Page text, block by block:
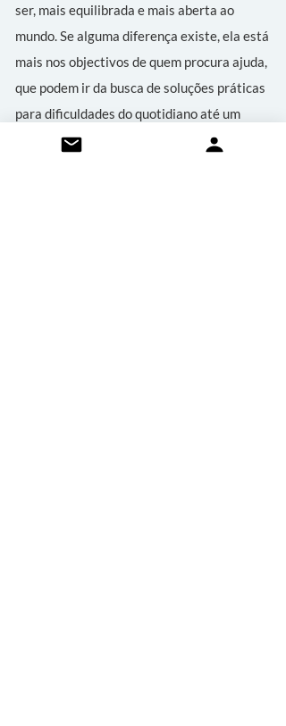
ser, mais equilibrada e mais aberta ao
mundo. Se alguma diferença existe, ela está
mais nos objectivos de quem procura ajuda,
que podem ir da busca de soluções práticas
para dificuldades do quotidiano até um
processo aprofundado de